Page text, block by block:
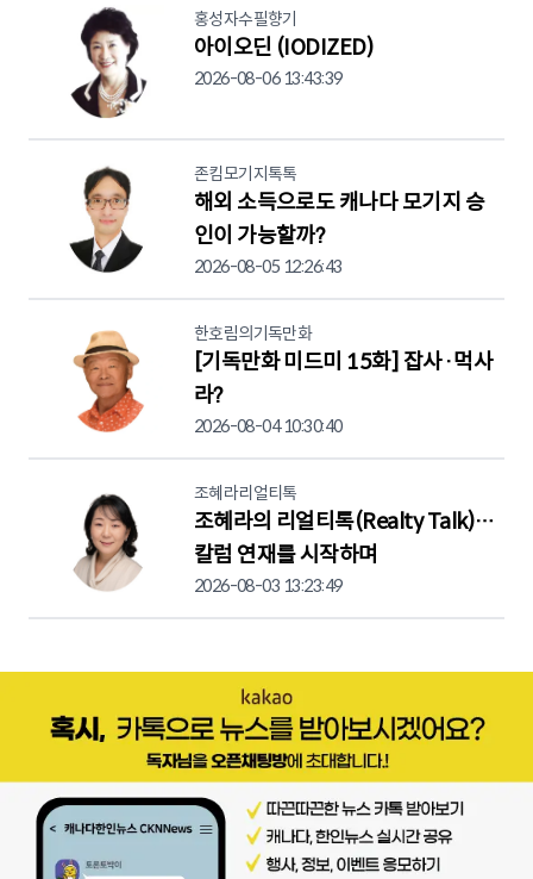
홍성자수필향기
아이오딘 (IODIZED)
2026-08-06 13:43:39
존킴모기지톡톡
해외 소득으로도 캐나다 모기지 승
인이 가능할까?
2026-08-05 12:26:43
한호림의기독만화
[기독만화 미드미 15화] 잡사·먹사
라?
2026-08-04 10:30:40
조혜라리얼티톡
조혜라의 리얼티톡(Realty Talk)…
칼럼 연재를 시작하며
2026-08-03 13:23:49